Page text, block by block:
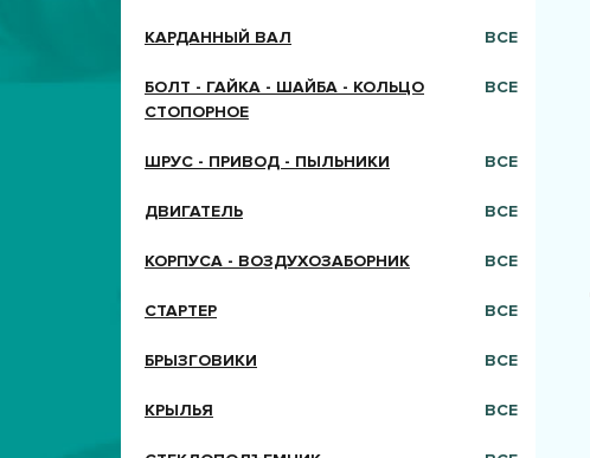
ВСЕ
КАРДАННЫЙ ВАЛ
ВСЕ
БОЛТ - ГАЙКА - ШАЙБА - КОЛЬЦО
СТОПОРНОЕ
ВСЕ
ШРУС - ПРИВОД - ПЫЛЬНИКИ
ВСЕ
ДВИГАТЕЛЬ
ВСЕ
КОРПУСА - ВОЗДУХОЗАБОРНИК
ВСЕ
СТАРТЕР
ВСЕ
БРЫЗГОВИКИ
ВСЕ
КРЫЛЬЯ